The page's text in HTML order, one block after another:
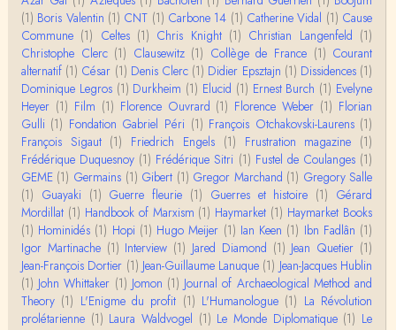
« Nous n’avons pas cessé, de toute évidence, d’êt
re ‘ethnocentriques’. Mais nous n’en sommes pas m
oi…
Christophe Darmangeat
Encore une fois, l'histoire de la hiérarchie ne me s
emble pas être le bon angle de discussion – …
Christophe Darmangeat
Évidemment, de toute façon c'est toujours de ma f
aute. ;-)
Damian
Merci de ta réponse ! Pour les pénis, c'est de cell
es qu'on écarte, car dans une société pat…
Yves Le Dantec
Affligeant, ce documentaire. Ca me fait me deman
der : est-ce que tenter de revoir l'histoire des…
(1) Boris Valentin (1) CNT (1) Carbone 14 (1) Catherine Vidal (1) Cause
Commune (1) Celtes (1) Chris Knight (1) Christian Langenfeld (1)
Christophe Clerc (1) Clausewitz (1) Collège de France (1) Courant
alternatif (1) César (1) Denis Clerc (1) Didier Epsztajn (1) Dissidences (1)
Dominique Legros (1) Durkheim (1) Elucid (1) Ernest Burch (1) Evelyne
Heyer (1) Film (1) Florence Ouvrard (1) Florence Weber (1) Florian
Gulli (1) Fondation Gabriel Péri (1) François Otchakovski-Laurens (1)
François Sigaut (1) Friedrich Engels (1) Frustration magazine (1)
Frédérique Duquesnoy (1) Frédérique Sitri (1) Fustel de Coulanges (1)
GEME (1) Germains (1) Gibert (1) Gregor Marchand (1) Gregory Salle
(1) Guayaki (1) Guerre fleurie (1) Guerres et histoire (1) Gérard
Mordillat (1) Handbook of Marxism (1) Haymarket (1) Haymarket Books
(1) Hominidés (1) Hopi (1) Hugo Meijer (1) Ian Keen (1) Ibn Fadlân (1)
Igor Martinache (1) Interview (1) Jared Diamond (1) Jean Quetier (1)
Jean-François Dortier (1) Jean-Guillaume Lanuque (1) Jean-Jacques Hublin
(1) John Whittaker (1) Jomon (1) Journal of Archaeological Method and
Theory (1) L'Enigme du profit (1) L'Humanologue (1) La Révolution
prolétarienne (1) Laura Waldvogel (1) Le Monde Diplomatique (1) Le